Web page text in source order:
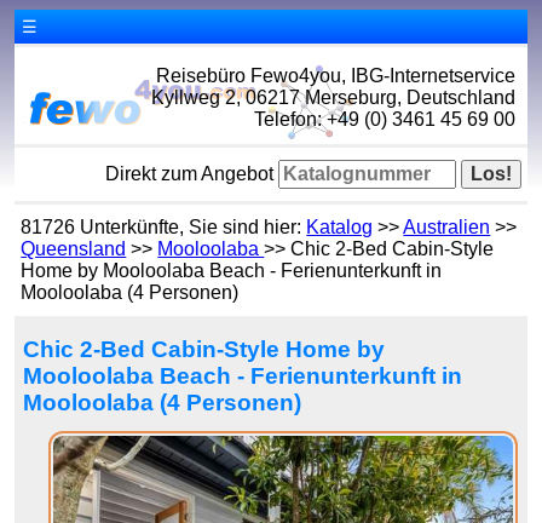
☰
Reisebüro Fewo4you, IBG-Internetservice
Kyllweg 2, 06217 Merseburg, Deutschland
Telefon: +49 (0) 3461 45 69 00
Direkt zum Angebot
81726 Unterkünfte, Sie sind hier: Katalog >>Australien >>
Queensland >> Mooloolaba>> Chic 2-Bed Cabin-Style
Home by Mooloolaba Beach - Ferienunterkunft in
Mooloolaba (4 Personen)
Chic 2-Bed Cabin-Style Home by
Mooloolaba Beach - Ferienunterkunft in
Mooloolaba (4 Personen)